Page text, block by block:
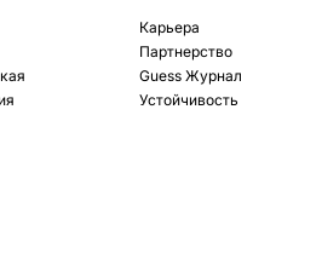
Карьера
Партнерство
Guess Журнал
Устойчивость